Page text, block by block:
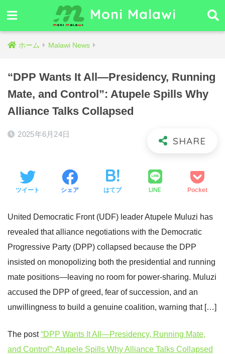
Moni Malawi
ホーム Malawi News
“DPP Wants It All—Presidency, Running
Mate, and Control”: Atupele Spills Why
Alliance Talks Collapsed
2025年6月24日
ツイート シェア はてブ LINE Pocket
United Democratic Front (UDF) leader Atupele Muluzi has
revealed that alliance negotiations with the Democratic
Progressive Party (DPP) collapsed because the DPP
insisted on monopolizing both the presidential and running
mate positions—leaving no room for power-sharing. Muluzi
accused the DPP of greed, fear of succession, and an
unwillingness to build a genuine coalition, warning that […]
The post“DPP Wants It All—Presidency, Running Mate,
and Control”: Atupele Spills Why Alliance Talks Collapsed